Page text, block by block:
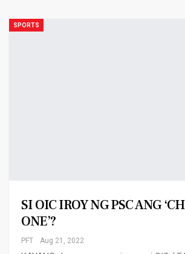
SPORTS
SI OIC IROY NG PSC ANG
ONE’?
PFT Aug 21, 2022